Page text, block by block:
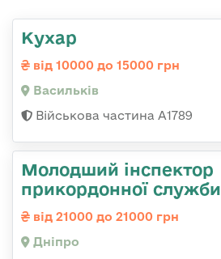
Кухар
від 10000 до 15000 грн
Васильків
Військова частина А1789
Молодший інспектор
прикордонної служби
від 21000 до 21000 грн
Дніпро